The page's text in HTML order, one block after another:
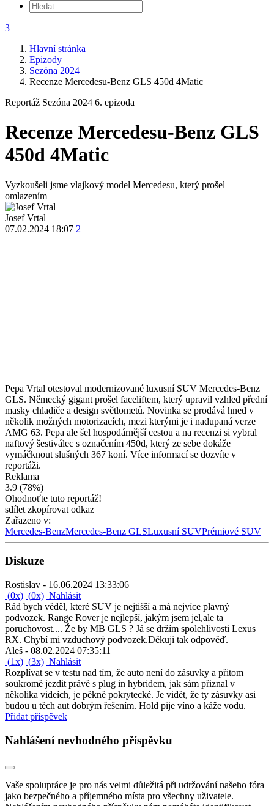
3
Hlavní stránka
Epizody
Sezóna 2024
Recenze Mercedesu-Benz GLS 450d 4Matic
Reportáž Sezóna 2024 6. epizoda
Recenze Mercedesu-Benz GLS
450d 4Matic
Vyzkoušeli jsme vlajkový model Mercedesu, který prošel
omlazením
Josef Vrtal
07.02.2024 18:07 2
Pepa Vrtal otestoval modernizované luxusní SUV Mercedes-Benz
GLS. Německý gigant prošel faceliftem, který upravil vzhled přední
masky chladiče a design světlometů. Novinka se prodává hned v
několik možných motorizacích, mezi kterými je i nadupaná verze
AMG 63. Pepa ale šel hospodárnější cestou a na recenzi si vybral
naftový šestiválec s označením 450d, který ze sebe dokáže
vymáčknout slušných 367 koní. Více informací se dozvíte v
reportáži.
Reklama
3.9 (78%)
Ohodnoťte tuto reportáž!
sdílet zkopírovat odkaz
Zařazeno v:
Mercedes-BenzMercedes-Benz GLSLuxusní SUVPrémiové SUV
Diskuze
Rostislav - 16.06.2024 13:33:06
(0x) (0x) Nahlásit
Rád bych věděl, které SUV je nejtišší a má nejvíce plavný
podvozek. Range Rover je nejlepší, jakým jsem jel,ale ta
poruchovost.... Že by MB GLS ? Já se držím spolehlivosti Lexus
RX. Chybí mi vzduchový podvozek.Děkuji tak odpověď.
Aleš - 08.02.2024 07:35:11
(1x) (3x) Nahlásit
Rozplívat se v testu nad tím, že auto není do zásuvky a přitom
soukromě jezdit právě s plug in hybridem, jak sám přiznal v
několika videích, je pěkně pokrytecké. Je vidět, že ty zásuvky asi
budou u těch aut dobrým řešením. Hold pije víno a káže vodu.
Přidat příspěvek
Nahlášení nevhodného příspěvku
Vaše spolupráce je pro nás velmi důležitá při udržování našeho fóra
jako bezpečného a příjemného místa pro všechny uživatele.